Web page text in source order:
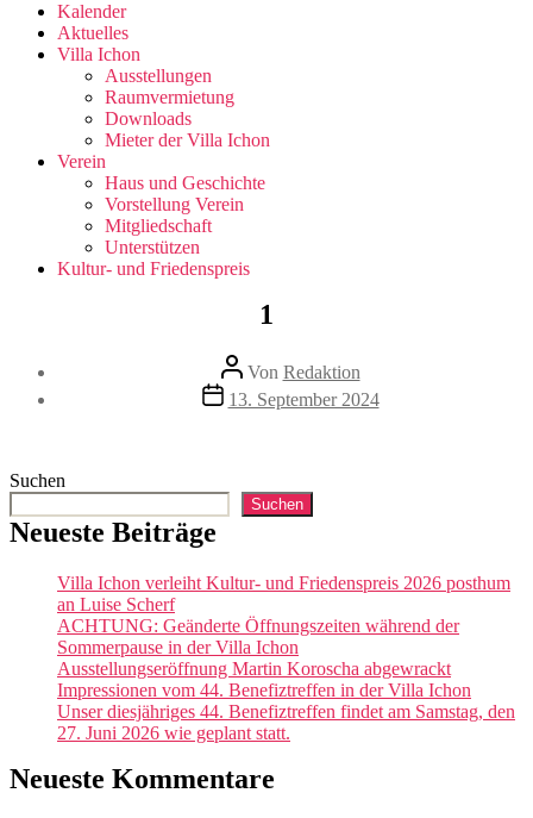
Kalender
Aktuelles
Villa Ichon
Ausstellungen
Raumvermietung
Downloads
Mieter der Villa Ichon
Verein
Haus und Geschichte
Vorstellung Verein
Mitgliedschaft
Unterstützen
Kultur- und Friedenspreis
1
Beitragsautor
Von Redaktion
Veröffentlichungsdatum
13. September 2024
Suchen
Suchen
Neueste Beiträge
Villa Ichon verleiht Kultur- und Friedenspreis 2026 posthum
an Luise Scherf
ACHTUNG: Geänderte Öffnungszeiten während der
Sommerpause in der Villa Ichon
Ausstellungseröffnung Martin Koroscha abgewrackt
Impressionen vom 44. Benefiztreffen in der Villa Ichon
Unser diesjähriges 44. Benefiztreffen findet am Samstag, den
27. Juni 2026 wie geplant statt.
Neueste Kommentare